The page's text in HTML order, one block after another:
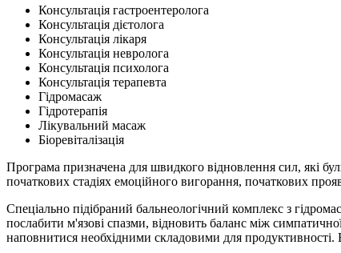
Консультація гастроентеролога
Консультація дієтолога
Консультація лікаря
Консультація невролога
Консультація психолога
Консультація терапевта
Гідромасаж
Гідротерапія
Лікувальний масаж
Біоревіталізація
Програма призначена для швидкого відновлення сил, які
початкових стадіях емоційного вигорання, початкових
Спеціально підібраний бальнеологічний комплекс з
послабити м'язові спазми, відновить баланс між
наповнитися необхідними складовими для продуктивності.